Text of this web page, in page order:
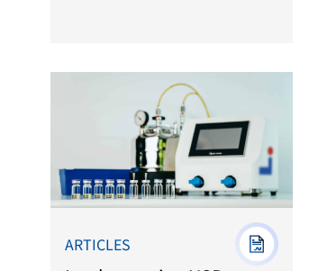
ARTICLES